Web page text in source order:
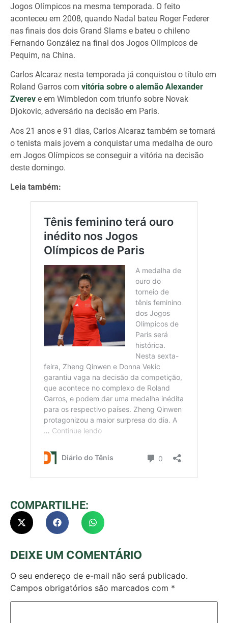
Jogos Olímpicos na mesma temporada. O feito
aconteceu em 2008, quando Nadal bateu Roger Federer
nas finais dos dois Grand Slams e bateu o chileno
Fernando González na final dos Jogos Olímpicos de
Pequim, na China.
Carlos Alcaraz nesta temporada já conquistou o título em
Roland Garros com vitória sobre o alemão Alexander
Zverev e em Wimbledon com triunfo sobre Novak
Djokovic, adversário na decisão em Paris.
Aos 21 anos e 91 dias, Carlos Alcaraz também se tornará
o tenista mais jovem a conquistar uma medalha de ouro
em Jogos Olímpicos se conseguir a vitória na decisão
deste domingo.
Leia também:
COMPARTILHE:
DEIXE UM COMENTÁRIO
O seu endereço de e-mail não será publicado.
Campos obrigatórios são marcados com *